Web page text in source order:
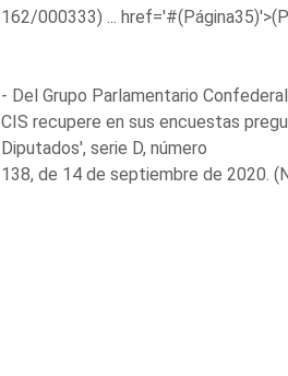
162/000333) ...
- Del Grupo Parlamentario
CIS recupere en sus encuestas
Diputados', serie D, número
138, de 14 de septiembre de 2020.